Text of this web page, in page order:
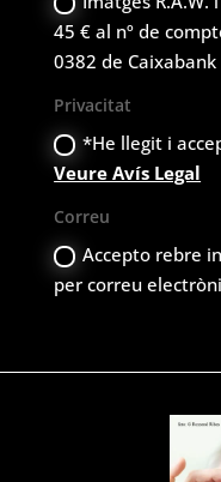
45 € al nº de
0382 de
Privacitat
*He llegit i
Veure Avís Legal
Correu
Accepto rebre
per correu